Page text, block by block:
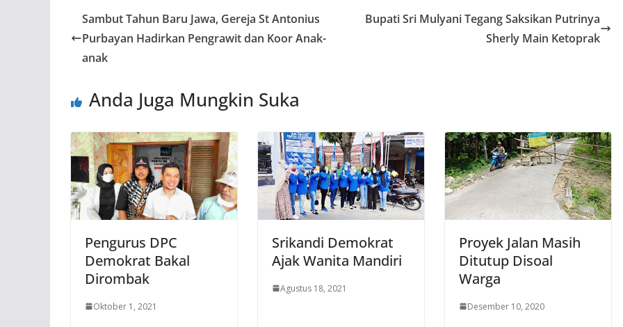
Sambut Tahun Baru Jawa, Gereja St Antonius
Purbayan Hadirkan Pengrawit dan Koor Anak-
anak
Bupati Sri Mulyani Tegang Saksikan Putrinya
Sherly Main Ketoprak
Anda Juga Mungkin Suka
Pengurus DPC
Demokrat Bakal
Dirombak
Oktober 1, 2021
Srikandi Demokrat
Ajak Wanita Mandiri
Agustus 18, 2021
Proyek Jalan Masih
Ditutup Disoal
Warga
Desember 10, 2020